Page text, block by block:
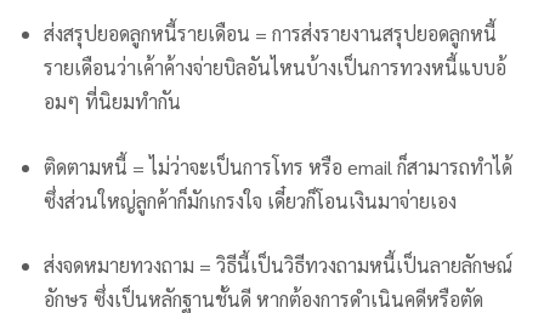
ส่งสรุปยอดลูกหนี้รายเดือน = การส่งรายงานสรุปยอดลูกหนี้
รายเดือนว่าเค้าค้างจ่ายบิลอันไหนบ้างเป็นการทวงหนี้แบบอ้
อมๆ ที่นิยมทำกัน
ติดตามหนี้ = ไม่ว่าจะเป็นการโทร หรือ email ก็สามารถทำได้
ซึ่งส่วนใหญ่ลูกค้าก็มักเกรงใจ เดี๋ยวก็โอนเงินมาจ่ายเอง
ส่งจดหมายทวงถาม = วิธีนี้เป็นวิธีทวงถามหนี้เป็นลายลักษณ์
อักษร ซึ่งเป็นหลักฐานชั้นดี หากต้องการดำเนินคดีหรือตัด